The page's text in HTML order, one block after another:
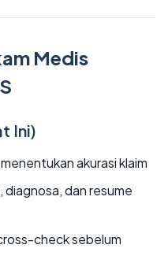
Medis
Ini)
akurasi klaim
diagnosa, dan resume
check sebelum